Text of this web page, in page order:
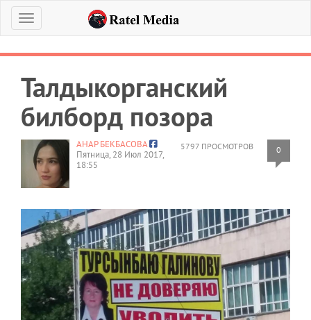
Меню
Талдыкорганский
билборд позора
5797 ПРОСМОТРОВ 0
АНАР БЕКБАСОВА
Пятница, 28 Июл 2017,
18:55